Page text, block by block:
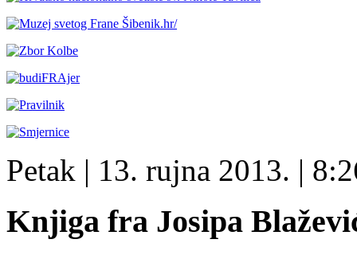
Petak | 13. rujna 2013. |
Knjiga fra Josipa